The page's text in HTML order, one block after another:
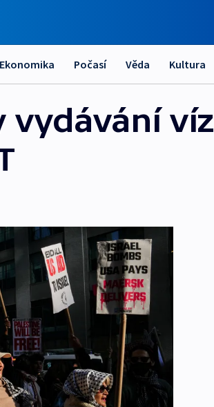
Ekonomika Počasí Věda Kultura
vydávání víz